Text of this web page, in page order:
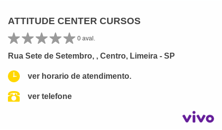
ATTITUDE CENTER CURSOS
0 aval.
Rua Sete de Setembro, , Centro, Limeira - SP
ver horario de atendimento.
ver telefone